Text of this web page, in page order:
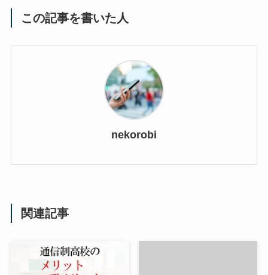
この記事を書いた人
nekorobi
関連記事